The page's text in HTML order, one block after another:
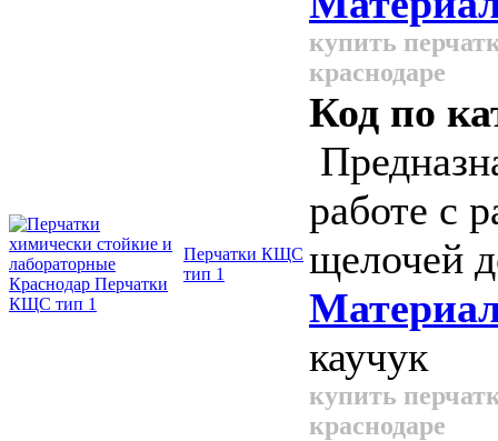
купить
краснодаре
Перчатки КЩС
тип 1
Код по
работе с
щелочей
каучук
купить
краснодаре